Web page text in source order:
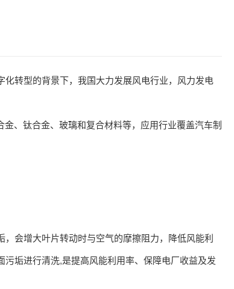
转型的背景下，我国大力发展风电行业，风力发电
、钛合金、玻璃和复合材料等，应用行业覆盖汽车制
会增大叶片转动时与空气的摩擦阻力，降低风能利
垢进行清洗,是提高风能利用率、保障电厂收益及发